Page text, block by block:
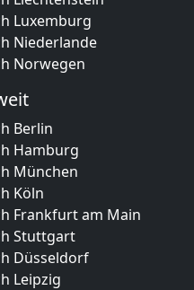
Luxemburg
Niederlande
Norwegen
Berlin
Hamburg
München
Köln
Frankfurt am Main
Stuttgart
Düsseldorf
Leipzig